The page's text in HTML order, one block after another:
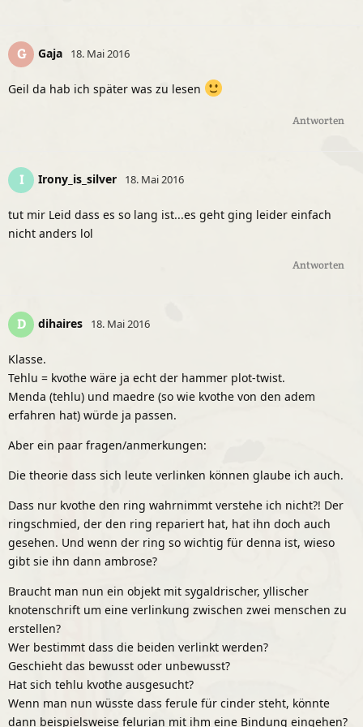
G Gaja 18. Mai 2016
Geil da hab ich später was zu lesen
Antworten
I Irony_is_silver 18. Mai 2016
tut mir Leid dass es so lang ist...es geht ging leider einfach
nicht anders lol
Antworten
D dihaires 18. Mai 2016
Klasse.
Tehlu = kvothe wäre ja echt der hammer plot-twist.
Menda (tehlu) und maedre (so wie kvothe von den adem
erfahren hat) würde ja passen.
Aber ein paar fragen/anmerkungen:
Die theorie dass sich leute verlinken können glaube ich auch.
Dass nur kvothe den ring wahrnimmt verstehe ich nicht?! Der
ringschmied, der den ring repariert hat, hat ihn doch auch
gesehen. Und wenn der ring so wichtig für denna ist, wieso
gibt sie ihn dann ambrose?
Braucht man nun ein objekt mit sygaldrischer, yllischer
knotenschrift um eine verlinkung zwischen zwei menschen zu
erstellen?
Wer bestimmt dass die beiden verlinkt werden?
Geschieht das bewusst oder unbewusst?
Hat sich tehlu kvothe ausgesucht?
Wenn man nun wüsste dass ferule für cinder steht, könnte
dann beispielsweise felurian mit ihm eine Bindung eingehen?